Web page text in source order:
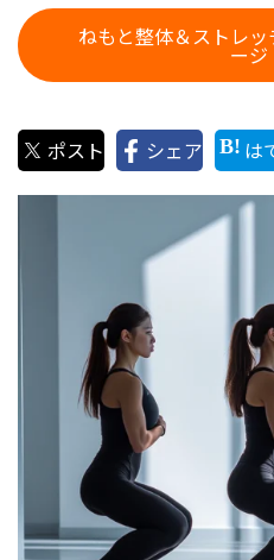
ねもと整体＆ストレ
ージ
ポスト シェア は